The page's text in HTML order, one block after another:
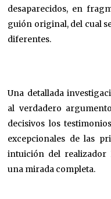
desaparecidos, en
guión original, del cual
diferentes.
Una detallada
al verdadero
decisivos los
excepcionales de las
intuición del realizador
una mirada completa.